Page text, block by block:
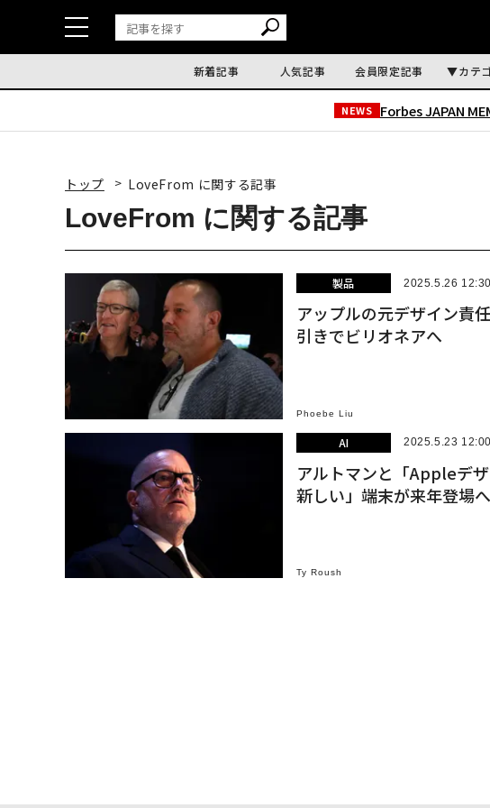
新着記事 人気記事 会員限定記事 カテ
NEWS Forbes JAPAN
トップ LoveFrom に関する記事
LoveFrom に関する記事
製品 2025.5.26 12:30
アップルの元デザイン責
引きでビリオネアへ
Phoebe Liu
AI 2025.5.23 12:00
アルトマンと「Appleデ
新しい」端末が来年登場へ
Ty Roush